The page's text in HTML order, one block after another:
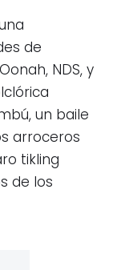
de
NDS, y
un baile
arroceros
tikling
de los